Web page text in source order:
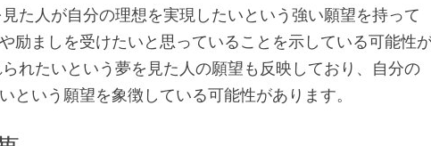
た人が自分の理想を実現したいという強い願望を持って
励ましを受けたいと思っていることを示している可能性
れたいという夢を見た人の願望も反映しており、自分の
という願望を象徴している可能性があります。